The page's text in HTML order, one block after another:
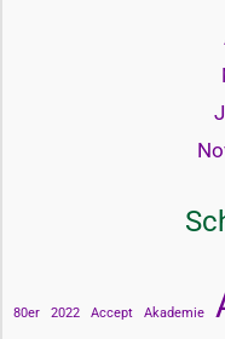
80er 2022 Accept Akademie